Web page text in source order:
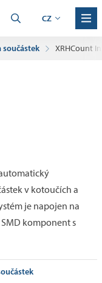
CZ
součástek XRHCount
v kotoučích a
je napojen na
komponent s